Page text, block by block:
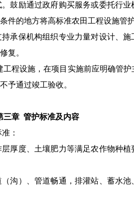
鼓励通过政府购买服务或委托行
件的地方将高标准农田工程设施管
承保机构组织专业力量对设计、
复。
程设施，在项目实施前应明确管
予通过竣工验收。
三章 管护标准及内容
：
厚度、土壤肥力等满足农作物种植
（沟 ）、管道畅通 ，排灌站、 蓄水池